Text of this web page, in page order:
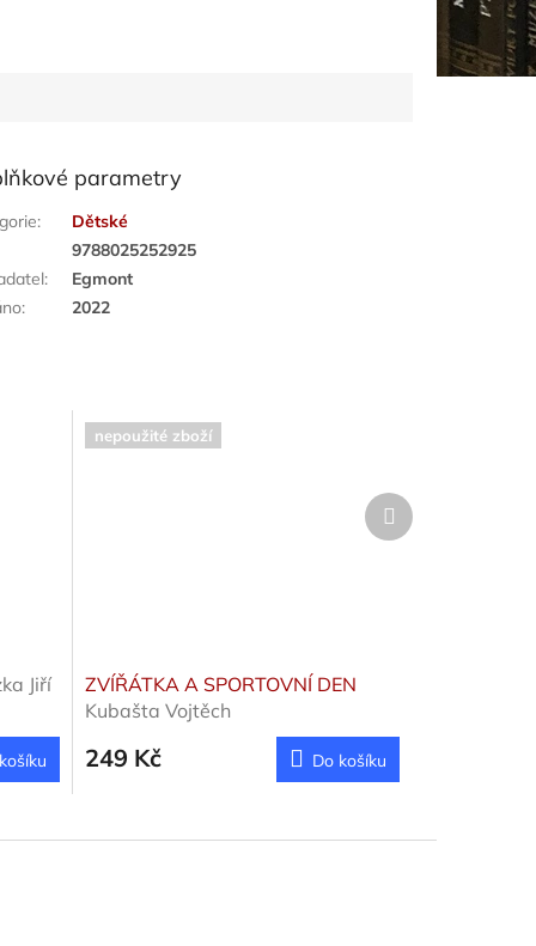
parametry
:
Dětské
9788025252925
:
Egmont
: 2022
Jiří
nepoužité zboží
ZVÍŘÁTKA A SPORTOVNÍ DEN
Kubašta Vojtěch
249 Kč Do košíku
Další
produkt